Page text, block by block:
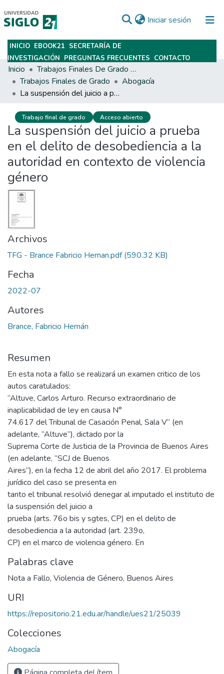
Iniciar sesión (current)
Subir
INICIO EBOOK21 SECRETARÍA DE
INVESTIGACIÓN PREGUNTAS FRECUENTES CONTACTO
Inicio
Trabajos Finales De Grado Y Posgrado
Trabajos Finales de Grado
Abogacía
La suspensión del juicio a prueba en el delito de desobediencia a la autoridad en contexto de violencia género
Trabajo final de grado Acceso abierto
La suspensión del juicio a prueba
en el delito de desobediencia a la
autoridad en contexto de violencia
género
Archivos
TFG - Brance Fabricio Hernan.pdf(590.32 KB)
Fecha
2022-07
Autores
Brance, Fabricio Hernán
Resumen
En esta nota a fallo se realizará un examen critico de los
autos caratulados:
“Altuve, Carlos Arturo. Recurso extraordinario de
inaplicabilidad de ley en causa N°
74.617 del Tribunal de Casación Penal, Sala V” (en
adelante, “Altuve”), dictado por la
Suprema Corte de Justicia de la Provincia de Buenos Aires
(en adelante, “SCJ de Buenos
Aires”), en la fecha 12 de abril del año 2017. El problema
jurídico del caso se presenta en
tanto el tribunal resolvió denegar al imputado el instituto de
la suspensión del juicio a
prueba (arts. 76o bis y sgtes, CP) en el delito de
desobediencia a la autoridad (art. 239o,
CP) en el marco de violencia género. En
Palabras clave
Nota a Fallo, Violencia de Género, Buenos Aires
URI
https://repositorio.21.edu.ar/handle/ues21/25039
Colecciones
Abogacía